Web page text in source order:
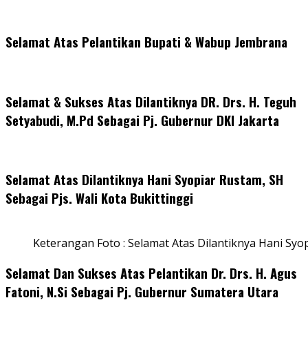
Selamat Atas Pelantikan Bupati & Wabup Jembrana
Selamat & Sukses Atas Dilantiknya DR. Drs. H. Teguh
Setyabudi, M.Pd Sebagai Pj. Gubernur DKI Jakarta
Selamat Atas Dilantiknya Hani Syopiar Rustam, SH
Sebagai Pjs. Wali Kota Bukittinggi
Keterangan Foto : Selamat Atas Dilantiknya Hani
Selamat Dan Sukses Atas Pelantikan Dr. Drs. H. Agus
Fatoni, N.Si Sebagai Pj. Gubernur Sumatera Utara